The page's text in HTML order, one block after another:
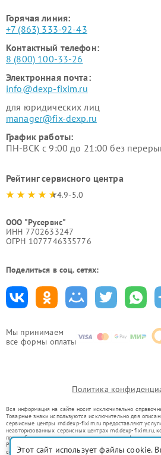
Мы принимаем
все формы оплаты
Горячая линия:
+7 (863) 333-92-43
Контактный телефон:
8 (800) 100-33-26
Электронная почта:
info@dexp-fixim.ru
для юридических лиц
manager@fix-dexp.ru
График работы:
ПН-ВСК с 9:00 до 21:00 без
Рейтинг сервисного центра
4.9-5.0
ООО "Русервис"
ИНН 7702633247
ОГРН 1077746335776
Поделиться в соц. сетях:
Политика
Вся информация на сайте носит исключительно
Товарные знаки используются исключительно для
сервисные центры rnd.dexp-fixim.ru предоставляют
неавторизованных сервисных центрах rnd.dexp-fixim.ru,
правообладателями товарных знаков или их
Ремонт осуществляется для устройств, уже введенных в
со статьей 1487 ГК РФ.
Этот сайт использует файлы cookie.